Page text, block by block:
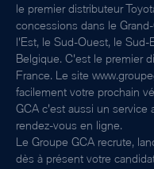
le premier distributeur
concessions dans le
l'Est, le Sud-Ouest, le
Belgique. C'est le premier
France. Le site
facilement votre prochain
GCA c'est aussi un service
rendez-vous en ligne.
Le Groupe GCA recrute,
dès à présent votre